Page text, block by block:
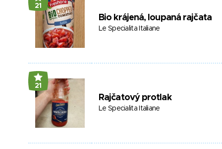
21
Bio krájená, loupaná rajčata
Le Specialita Italiane
21
Rajčatový protlak
Le Specialita Italiane